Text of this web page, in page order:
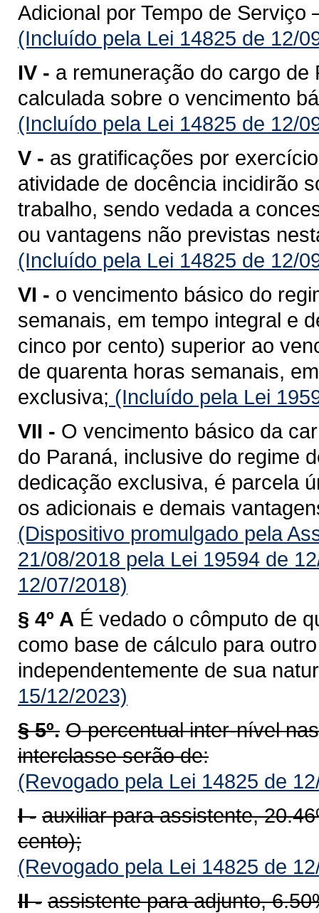
Adicional por Tempo de Serviço
(Incluído pela Lei 14825 de 12/
IV - a remuneração do cargo
calculada sobre o vencimento
(Incluído pela Lei 14825 de 12/
V - as gratificações por
atividade de docência incidirão
trabalho, sendo vedada a
ou vantagens não previstas
(Incluído pela Lei 14825 de 12/
VI - o vencimento básico do
semanais, em tempo integral e
cinco por cento) superior ao
de quarenta horas semanais,
exclusiva; (Incluído pela Lei
VII - O vencimento básico da
do Paraná, inclusive do regime
dedicação exclusiva, é parcela
os adicionais e demais
(Dispositivo promulgado pela
21/08/2018 pela Lei 19594 de
12/07/2018)
§ 4º A É vedado o cômputo de
como base de cálculo para
independentemente de sua
15/12/2023)
§ 5º. O percentual inter-nível
interclasse serão de:
(Revogado pela Lei 14825 de
I - auxiliar para assistente,
cento);
(Revogado pela Lei 14825 de
II - assistente para adjunto,